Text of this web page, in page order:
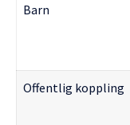
Barn
Offentlig koppling